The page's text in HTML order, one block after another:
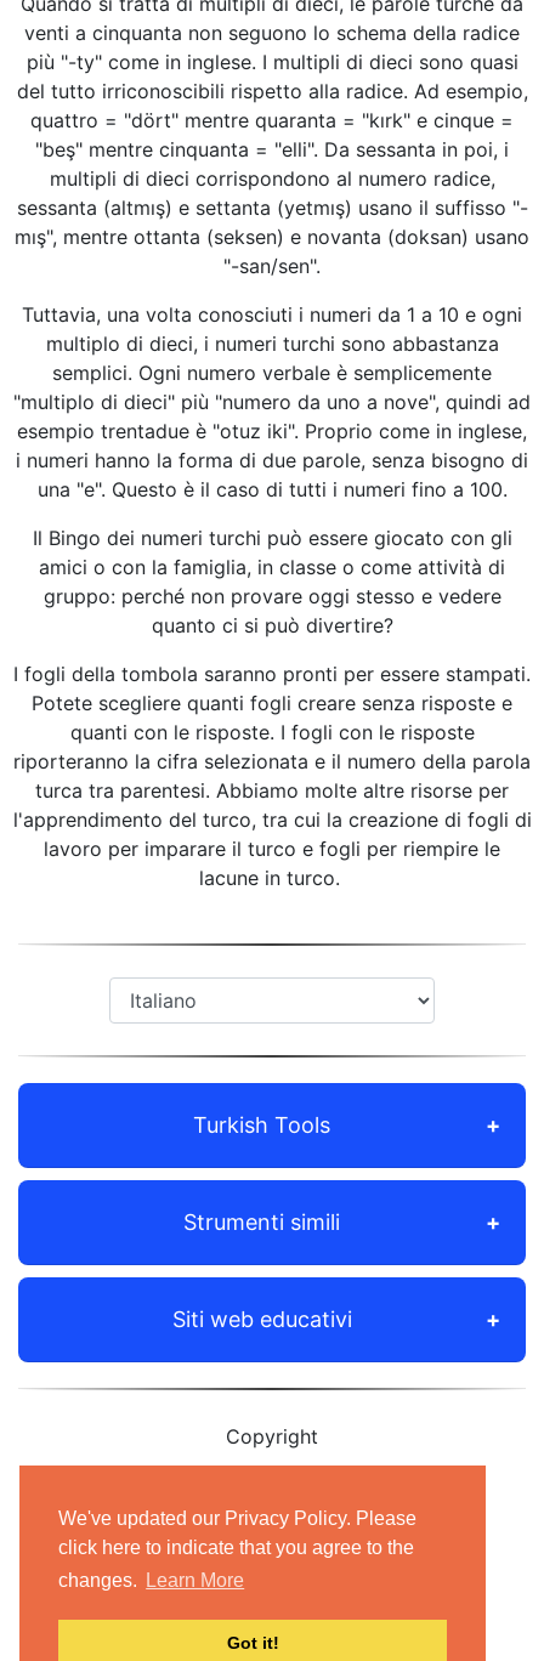
We've updated our Privacy Policy. Please
click here to indicate that you agree to the
changes.
Learn More
Got it!
venti a cinquanta non seguono lo schema della radice
più "-ty" come in inglese. I multipli di dieci sono quasi
del tutto irriconoscibili rispetto alla radice. Ad esempio,
quattro = "dört" mentre quaranta = "kırk" e cinque =
"beş" mentre cinquanta = "elli". Da sessanta in poi, i
multipli di dieci corrispondono al numero radice,
sessanta (altmış) e settanta (yetmış) usano il suffisso "-
mış", mentre ottanta (seksen) e novanta (doksan) usano
"-san/sen".
Tuttavia, una volta conosciuti i numeri da 1 a 10 e ogni
multiplo di dieci, i numeri turchi sono abbastanza
semplici. Ogni numero verbale è semplicemente
"multiplo di dieci" più "numero da uno a nove", quindi ad
esempio trentadue è "otuz iki". Proprio come in inglese,
i numeri hanno la forma di due parole, senza bisogno di
una "e". Questo è il caso di tutti i numeri fino a 100.
Il Bingo dei numeri turchi può essere giocato con gli
amici o con la famiglia, in classe o come attività di
gruppo: perché non provare oggi stesso e vedere
quanto ci si può divertire?
I fogli della tombola saranno pronti per essere stampati.
Potete scegliere quanti fogli creare senza risposte e
quanti con le risposte. I fogli con le risposte
riporteranno la cifra selezionata e il numero della parola
turca tra parentesi. Abbiamo molte altre risorse per
l'apprendimento del turco, tra cui la creazione di fogli di
lavoro per imparare il turco e fogli per riempire le
lacune in turco.
Turkish Tools
Strumenti simili
Siti web educativi
Copyright
Terms of Use|Contact us
- All rights reserved.